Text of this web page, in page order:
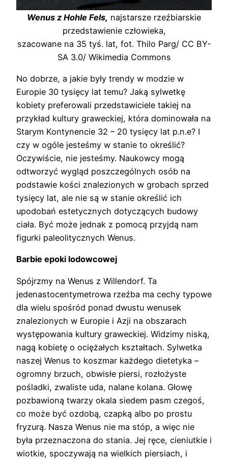
Wenus z Hohle Fels, najstarsze rzeźbiarskie
przedstawienie człowieka,
szacowane na 35 tyś. lat, fot. Thilo Parg/ CC BY-
SA 3.0/ Wikimedia Commons
No dobrze, a jakie były trendy w modzie w
Europie 30 tysięcy lat temu? Jaką sylwetkę
kobiety preferowali przedstawiciele takiej na
przykład kultury graweckiej, która dominowała na
Starym Kontynencie 32 – 20 tysięcy lat p.n.e? I
czy w ogóle jesteśmy w stanie to określić?
Oczywiście, nie jesteśmy. Naukowcy mogą
odtworzyć wygląd poszczególnych osób na
podstawie kości znalezionych w grobach sprzed
tysięcy lat, ale nie są w stanie określić ich
upodobań estetycznych dotyczących budowy
ciała. Być może jednak z pomocą przyjdą nam
figurki paleolitycznych Wenus.
Barbie epoki lodowcowej
Spójrzmy na Wenus z Willendorf. Ta
jedenastocentymetrowa rzeźba ma cechy typowe
dla wielu spośród ponad dwustu wenusek
znalezionych w Europie i Azji na obszarach
występowania kultury graweckiej. Widzimy niską,
nagą kobietę o ociężałych kształtach. Sylwetka
naszej Wenus to koszmar każdego dietetyka –
ogromny brzuch, obwisłe piersi, rozłożyste
pośladki, zwaliste uda, nalane kolana. Głowę
pozbawioną twarzy okala siedem pasm czegoś,
co może być ozdobą, czapką albo po prostu
fryzurą. Nasza Wenus nie ma stóp, a więc nie
była przeznaczona do stania. Jej ręce, cieniutkie i
wiotkie, spoczywają na wielkich piersiach, i